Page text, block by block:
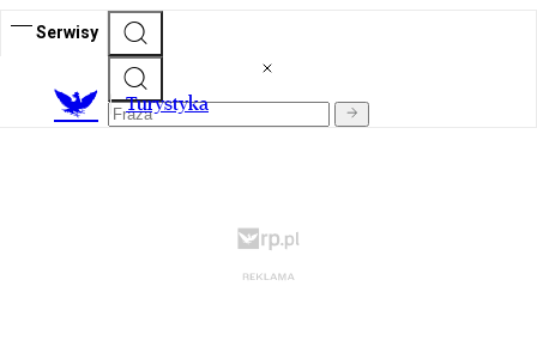
Serwisy
Turystyka